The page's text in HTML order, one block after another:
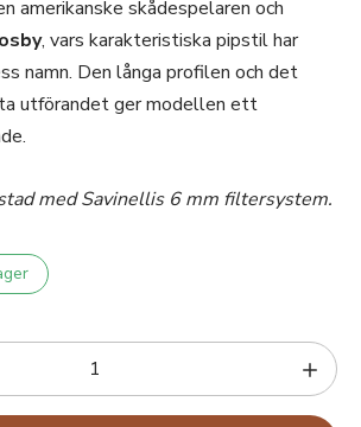
amerikanske skådespelaren och
, vars karakteristiska pipstil har
namn. Den långa profilen och det
utförandet ger modellen ett
med Savinellis 6 mm filtersystem.